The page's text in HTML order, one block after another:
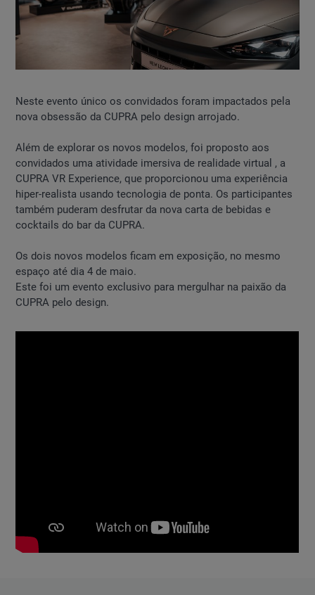
Neste evento único os convidados foram impactados pela
nova obsessão da CUPRA pelo design arrojado.
Além de explorar os novos modelos, foi proposto aos
convidados uma atividade imersiva de realidade virtual , a
CUPRA VR Experience, que proporcionou uma experiência
hiper-realista usando tecnologia de ponta. Os participantes
também puderam desfrutar da nova carta de bebidas e
cocktails do bar da CUPRA.
Os dois novos modelos ficam em exposição, no mesmo
espaço até dia 4 de maio.
Este foi um evento exclusivo para mergulhar na paixão da
CUPRA pelo design.